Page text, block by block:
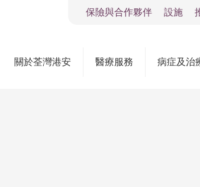
關於荃灣港安 醫療服務 病症及治
保險與合作夥伴 設施